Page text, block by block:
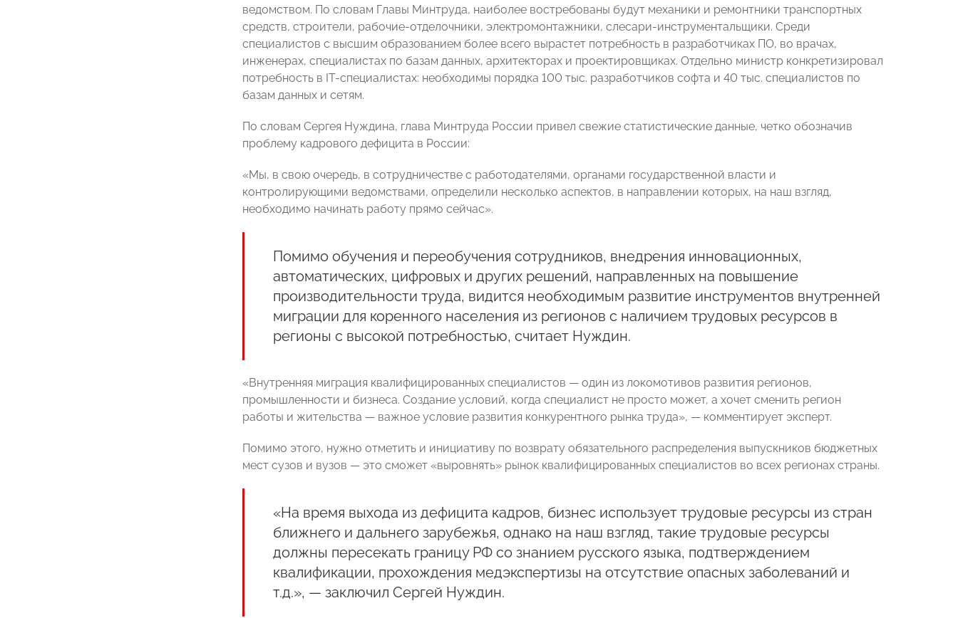
ведомством. По словам Главы Минтруда, наиболее востребованы будут механики и ремонтники транспортных
средств, строители, рабочие-отделочники, электромонтажники, слесари-инструментальщики. Среди
специалистов с высшим образованием более всего вырастет потребность в разработчиках ПО, во врачах,
инженерах, специалистах по базам данных, архитекторах и проектировщиках. Отдельно министр конкретизировал
потребность в IT-специалистах: необходимы порядка 100 тыс. разработчиков софта и 40 тыс. специалистов по
базам данных и сетям.
По словам Сергея Нуждина, глава Минтруда России привел свежие статистические данные, четко обозначив
проблему кадрового дефицита в России:
«Мы, в свою очередь, в сотрудничестве с работодателями, органами государственной власти и
контролирующими ведомствами, определили несколько аспектов, в направлении которых, на наш взгляд,
необходимо начинать работу прямо сейчас».
Помимо обучения и переобучения сотрудников, внедрения инновационных,
автоматических, цифровых и других решений, направленных на повышение
производительности труда, видится необходимым развитие инструментов внутренней
миграции для коренного населения из регионов с наличием трудовых ресурсов в
регионы с высокой потребностью, считает Нуждин.
«Внутренняя миграция квалифицированных специалистов — один из локомотивов развития регионов,
промышленности и бизнеса. Создание условий, когда специалист не просто может, а хочет сменить регион
работы и жительства — важное условие развития конкурентного рынка труда», — комментирует эксперт.
Помимо этого, нужно отметить и инициативу по возврату обязательного распределения выпускников бюджетных
мест сузов и вузов — это сможет «выровнять» рынок квалифицированных специалистов во всех регионах страны.
«На время выхода из дефицита кадров, бизнес использует трудовые ресурсы из стран
ближнего и дальнего зарубежья, однако на наш взгляд, такие трудовые ресурсы
должны пересекать границу РФ со знанием русского языка, подтверждением
квалификации, прохождения медэкспертизы на отсутствие опасных заболеваний и
т.д.», — заключил Сергей Нуждин.